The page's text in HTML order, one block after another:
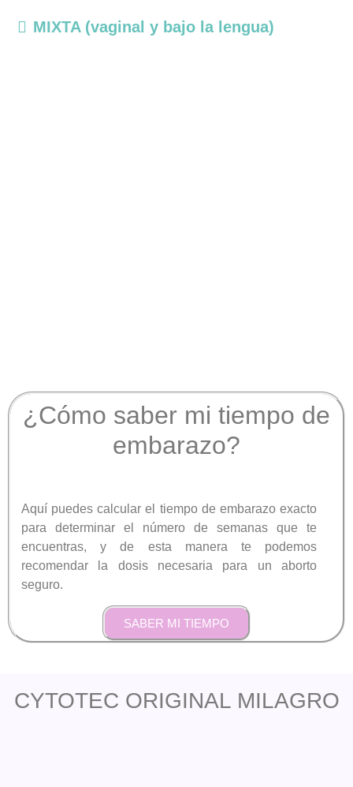
MIXTA (vaginal y bajo la lengua)
¿Cómo saber mi tiempo de
embarazo?
Aquí puedes calcular el tiempo de embarazo exacto
para determinar el número de semanas que te
encuentras, y de esta manera te podemos
recomendar la dosis necesaria para un aborto
seguro.
SABER MI TIEMPO
CYTOTEC ORIGINAL MILAGRO